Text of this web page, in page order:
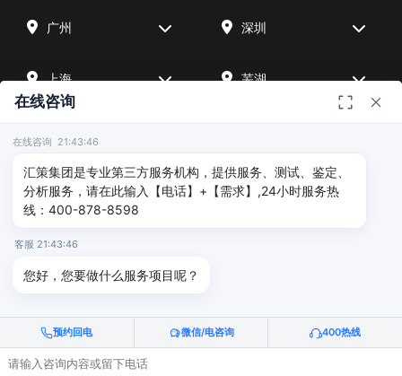
广州 深圳
上海 芜湖
北京 武汉
友情链接
广州海沣检测 汇策可靠性检测
© 2026 深圳汇策众创空间管理有限公司 & 广州海沣检测认证有限公司
版权所有 |
在线咨询
在线咨询 21:43:46
汇策集团是专业第三方服务机构，提供服务、测试、鉴定、
分析服务，请在此输入【电话】+【需求】,24小时服务热
线：400-878-8598
客服 21:43:46
您好，您要做什么服务项目呢？
预约回电 微信/电咨询 400热线